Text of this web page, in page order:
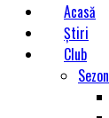
Acasă
Știri
Club
Sezon